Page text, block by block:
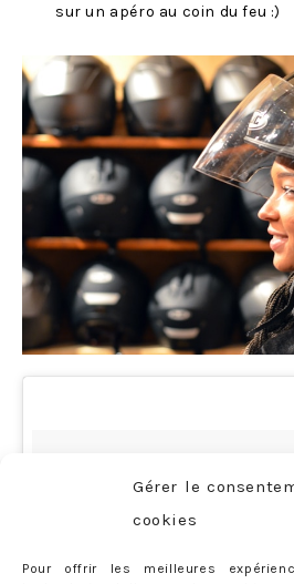
Gérer le
cookies
Pour offrir les meilleures
sur un apéro au coin du feu :)